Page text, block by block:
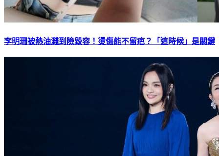
李明珊被熱油濺到險毀容！燙傷能不留疤？「這時候」是關鍵